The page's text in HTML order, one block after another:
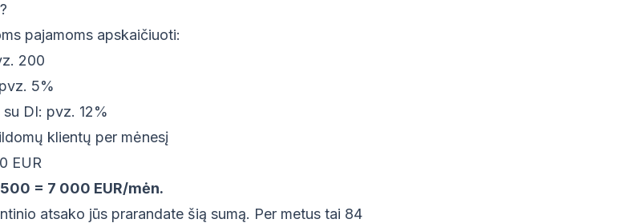
pajamoms apskaičiuoti:
200
5%
DI: pvz. 12%
klientų per mėnesį
EUR
= 7 000 EUR/mėn.
atsako jūs prarandate šią sumą. Per metus tai 84